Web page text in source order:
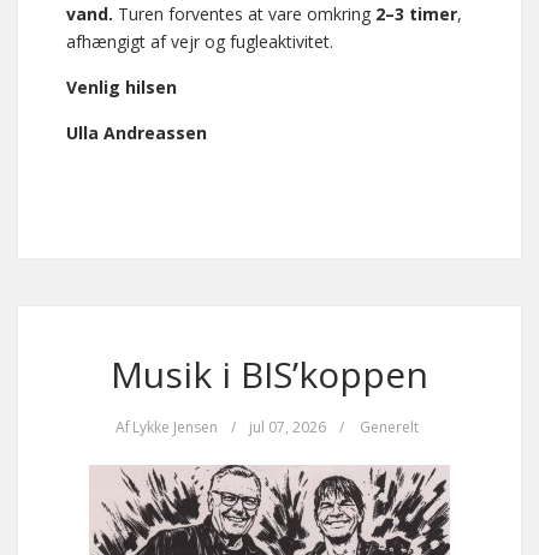
vand. Turen forventes at vare omkring 2–3 timer,
afhængigt af vejr og fugleaktivitet.
Venlig hilsen
Ulla Andreassen
Musik i BIS’koppen
Af Lykke Jensen / jul 07, 2026 / Generelt